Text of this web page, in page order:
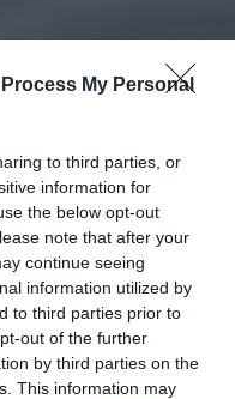
My Personal
to third parties, or
information for
the below opt-out
note that after your
continue seeing
information utilized by
to third parties prior to
out of the further
by third parties on the
This information may